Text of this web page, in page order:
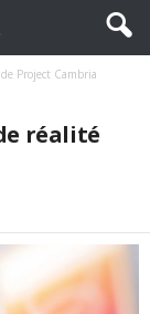
Project Cambria
réalité